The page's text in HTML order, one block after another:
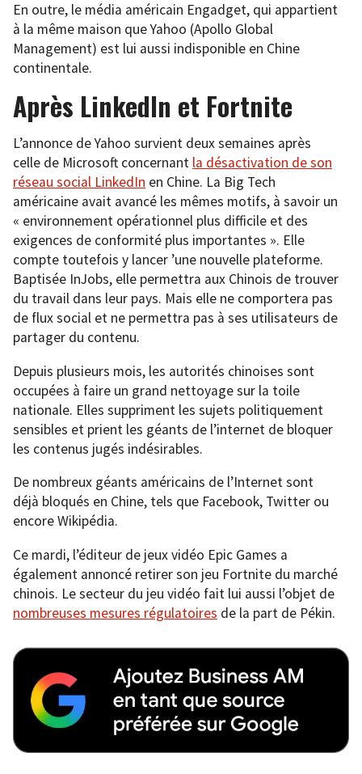
En outre, le média américain Engadget, qui appartient
à la même maison que Yahoo (Apollo Global
Management) est lui aussi indisponible en Chine
continentale.
Après LinkedIn et Fortnite
L’annonce de Yahoo survient deux semaines après
celle de Microsoft concernant la désactivation de son
réseau social LinkedIn en Chine. La Big Tech
américaine avait avancé les mêmes motifs, à savoir un
« environnement opérationnel plus difficile et des
exigences de conformité plus importantes ». Elle
compte toutefois y lancer ’une nouvelle plateforme.
Baptisée InJobs, elle permettra aux Chinois de trouver
du travail dans leur pays. Mais elle ne comportera pas
de flux social et ne permettra pas à ses utilisateurs de
partager du contenu.
Depuis plusieurs mois, les autorités chinoises sont
occupées à faire un grand nettoyage sur la toile
nationale. Elles suppriment les sujets politiquement
sensibles et prient les géants de l’internet de bloquer
les contenus jugés indésirables.
De nombreux géants américains de l’Internet sont
déjà bloqués en Chine, tels que Facebook, Twitter ou
encore Wikipédia.
Ce mardi, l’éditeur de jeux vidéo Epic Games a
également annoncé retirer son jeu Fortnite du marché
chinois. Le secteur du jeu vidéo fait lui aussi l’objet de
nombreuses mesures régulatoires de la part de Pékin.